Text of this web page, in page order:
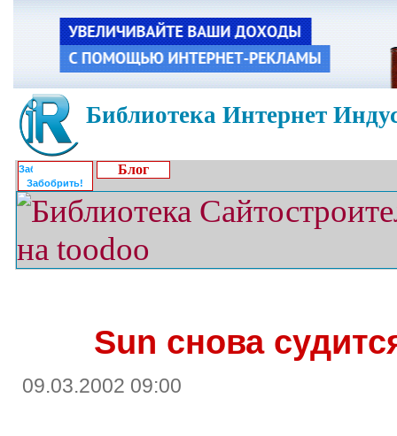
Библиотека Интернет
Забобрить!
Блог
Sun снова
09.03.2002 09:00